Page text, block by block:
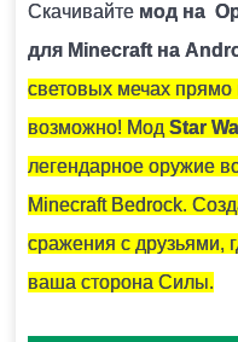
Скачивайте мод на
для Minecraft на
световых мечах прямо
возможно! Мод Star
легендарное оружие
Minecraft Bedrock.
сражения с друзьями,
ваша сторона Силы.
Нежелательно,
конфликтовать между
КАК УСТАНОВИТЬ МОД
Для этого нужно
Модификация
МОЖНО ЛИ ЗАПУСТИТЬ